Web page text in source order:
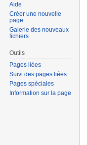
Aide
Créer une nouvelle
page
Galerie des nouveaux
fichiers
Outils
Pages liées
Suivi des pages liées
Pages spéciales
Information sur la page